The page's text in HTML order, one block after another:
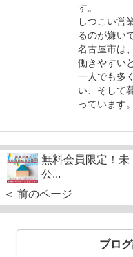
す。
しつこい営
るのが嫌い
名古屋市は
働きやすい
一人でも多
い、そして
っています。
無料会員限定！未
公...
＜ 前のページ
ブロ